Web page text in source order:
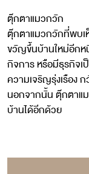
ตุ๊กตาแมวกวัก
ตุ๊กตาแมวกวักที่พบเ
ขวัญขึ้นบ้านใหม่อีกห
กิจการ หรือมีธุรกิจเ
ความเจริญรุ่งเรือง
นอกจากนั้น ตุ๊กตาแ
บ้านได้อีกด้วย